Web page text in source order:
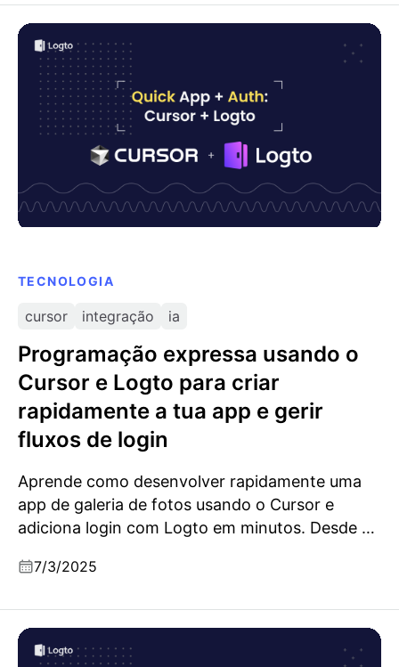
esforço.
TECNOLOGIA
cursor integração ia
Programação expressa usando o
Cursor e Logto para criar
rapidamente a tua app e gerir
fluxos de login
Aprende como desenvolver rapidamente uma
app de galeria de fotos usando o Cursor e
adiciona login com Logto em minutos. Desde a
potenciado por IA.
7/3/2025
Programação expressa usando o Cursor e Logto
para criar rapidamente a tua app e gerir fluxos de
login
Como o Manus gere o estado de login e as
credenciais do utilizador no Cloud Browser